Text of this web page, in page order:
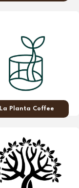
La Planta Coffee